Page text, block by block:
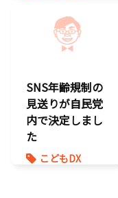
命を守る
子育て支援拡
将来不安
SNS年齢規制の
見送りが自民党
内で決定しまし
た
こどもDX